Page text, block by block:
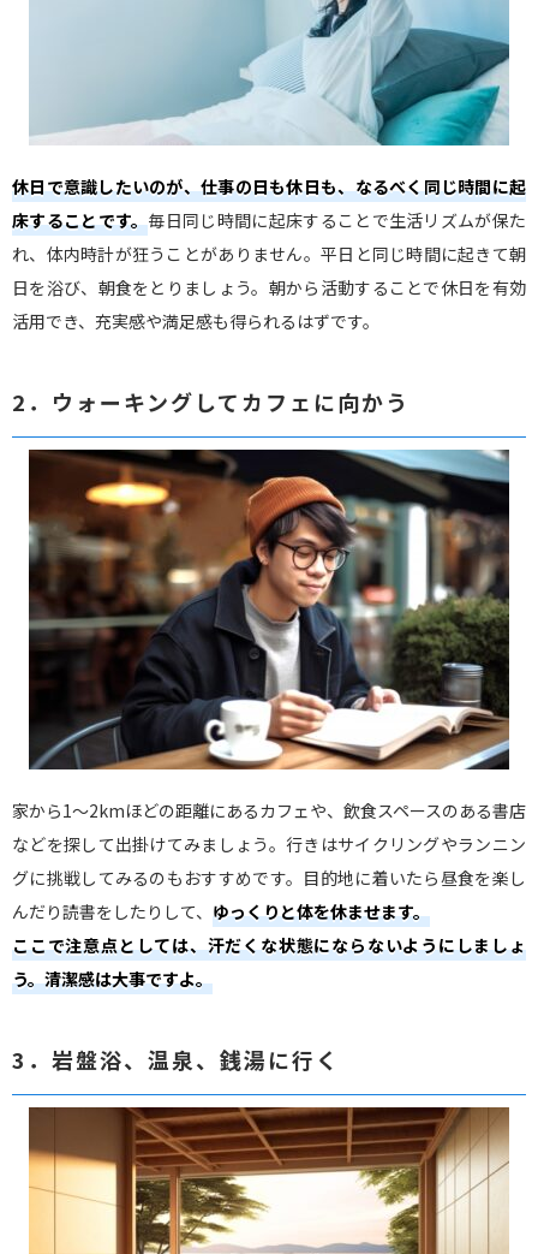
休日で意識したいのが、仕事の日も休日も、なるべく同じ時間に起
床することです。毎日同じ時間に起床することで生活リズムが保た
れ、体内時計が狂うことがありません。平日と同じ時間に起きて朝
日を浴び、朝食をとりましょう。朝から活動することで休日を有効
活用でき、充実感や満足感も得られるはずです。
2．ウォーキングしてカフェに向かう
家から1～2kmほどの距離にあるカフェや、飲食スペースのある書店
などを探して出掛けてみましょう。行きはサイクリングやランニン
グに挑戦してみるのもおすすめです。目的地に着いたら昼食を楽し
んだり読書をしたりして、 ゆっくりと体を休ませます。
ここで注意点としては、汗だくな状態にならないようにしましょ
う。清潔感は大事ですよ。
3．岩盤浴、温泉、銭湯に行く